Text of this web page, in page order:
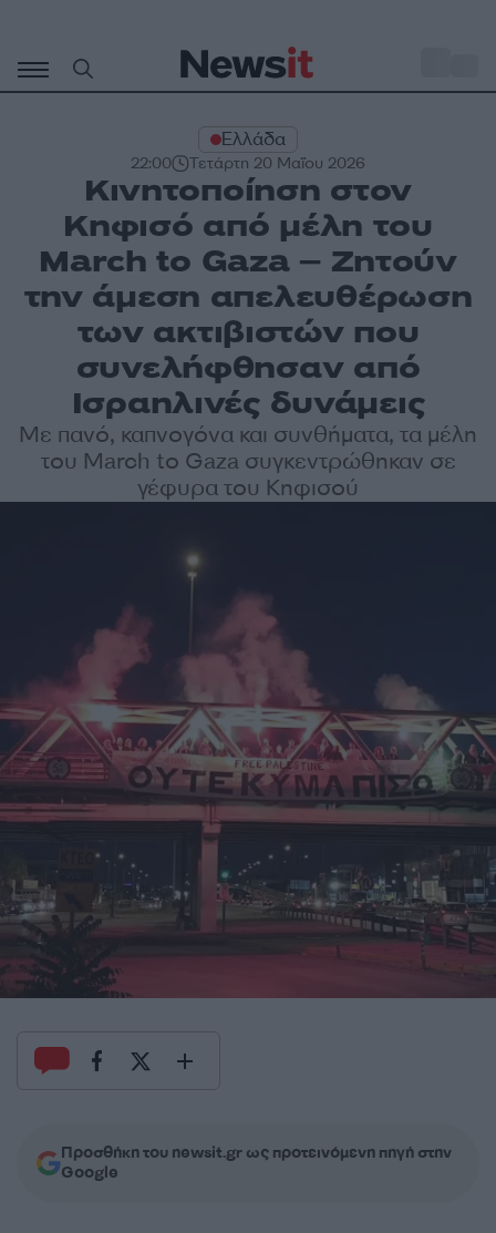
περιεχόμενο
Ελλάδα
22:00 Τετάρτη 20 Μαΐου 2026
Κινητοποίηση στον
Κηφισό από μέλη του
March to Gaza – Ζητούν
την άμεση απελευθέρωση
των ακτιβιστών που
συνελήφθησαν από
Ισραηλινές δυνάμεις
Με πανό, καπνογόνα και συνθήματα, τα μέλη
του March to Gaza συγκεντρώθηκαν σε
γέφυρα του Κηφισού
Προσθήκη του newsit.gr ως προτεινόμενη πηγή στην
Google